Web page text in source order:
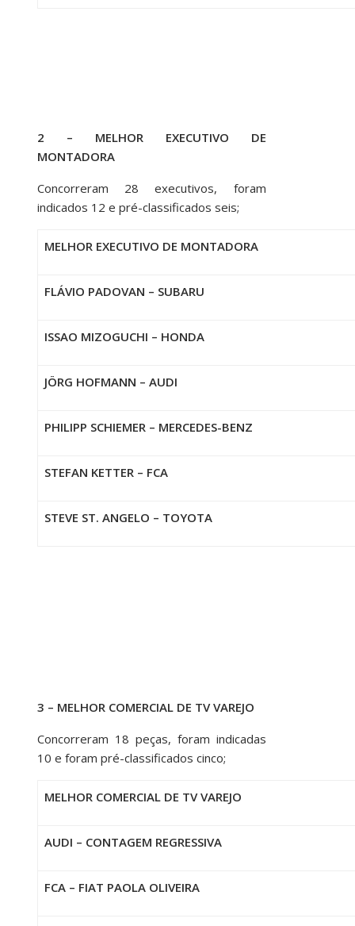
2 – MELHOR EXECUTIVO DE
MONTADORA
Concorreram 28 executivos, foram
indicados 12 e pré-classificados seis;
MELHOR EXECUTIVO DE MONTADORA
FLÁVIO PADOVAN – SUBARU
ISSAO MIZOGUCHI – HONDA
JÖRG HOFMANN – AUDI
PHILIPP SCHIEMER – MERCEDES-BENZ
STEFAN KETTER – FCA
STEVE ST. ANGELO – TOYOTA
3 – MELHOR COMERCIAL DE TV VAREJO
Concorreram 18 peças, foram indicadas
10 e foram pré-classificados cinco;
MELHOR COMERCIAL DE TV VAREJO
AUDI – CONTAGEM REGRESSIVA
FCA – FIAT PAOLA OLIVEIRA